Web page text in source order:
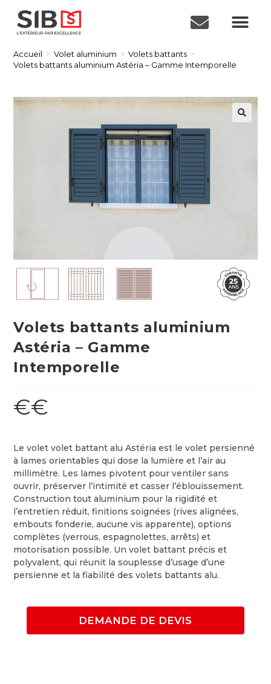
Accueil > Volet aluminium > Volets battants >
Volets battants aluminium Astéria – Gamme Intemporelle
Volets battants aluminium
Astéria – Gamme
Intemporelle
€€
Le volet volet battant alu Astéria est le volet persienné
à lames orientables qui dose la lumière et l’air au
millimètre. Les lames pivotent pour ventiler sans
ouvrir, préserver l’intimité et casser l’éblouissement.
Construction tout aluminium pour la rigidité et
l’entretien réduit, finitions soignées (rives alignées,
embouts fonderie, aucune vis apparente), options
complètes (verrous, espagnolettes, arrêts) et
motorisation possible. Un volet battant précis et
polyvalent, qui réunit la souplesse d’usage d’une
persienne et la fiabilité des volets battants alu.
DEMANDE DE DEVIS